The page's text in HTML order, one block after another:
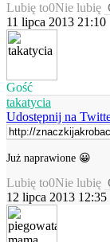
Lubię to0Nie lubię
11 lipca 2013 21:10
Gość
takatycia
Udostępnij na
Już naprawione 😀
Lubię to0Nie lubię
12 lipca 2013 12:35